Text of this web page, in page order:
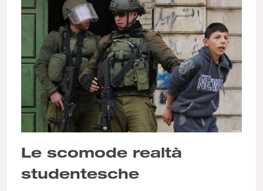
Le scomode realtà
studentesche